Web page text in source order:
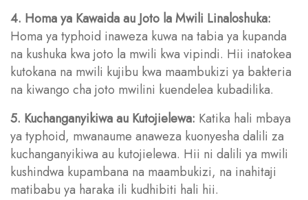
4. Homa ya Kawaida au Joto la Mwili Linaloshuka:
Homa ya typhoid inaweza kuwa na tabia ya kupanda
na kushuka kwa joto la mwili kwa vipindi. Hii inatokea
kutokana na mwili kujibu kwa maambukizi ya bakteria
na kiwango cha joto mwilini kuendelea kubadilika.
5. Kuchanganyikiwa au Kutojielewa: Katika hali mbaya
ya typhoid, mwanaume anaweza kuonyesha dalili za
kuchanganyikiwa au kutojielewa. Hii ni dalili ya mwili
kushindwa kupambana na maambukizi, na inahitaji
matibabu ya haraka ili kudhibiti hali hii.